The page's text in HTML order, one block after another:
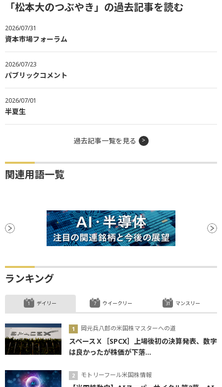
「松本大のつぶやき」の過去記事を読む
2026/07/31
資本市場フォーラム
2026/07/23
パブリックコメント
2026/07/01
半夏生
過去記事一覧を見る
関連用語一覧
ランキング
デイリー
岡元兵八郎の米国株マスターへの道
スペースＸ［SPCX］上場後初の決算発表、数字
は良かったが株価が下落...
モトリーフール米国株情報
ウイークリー マンスリー